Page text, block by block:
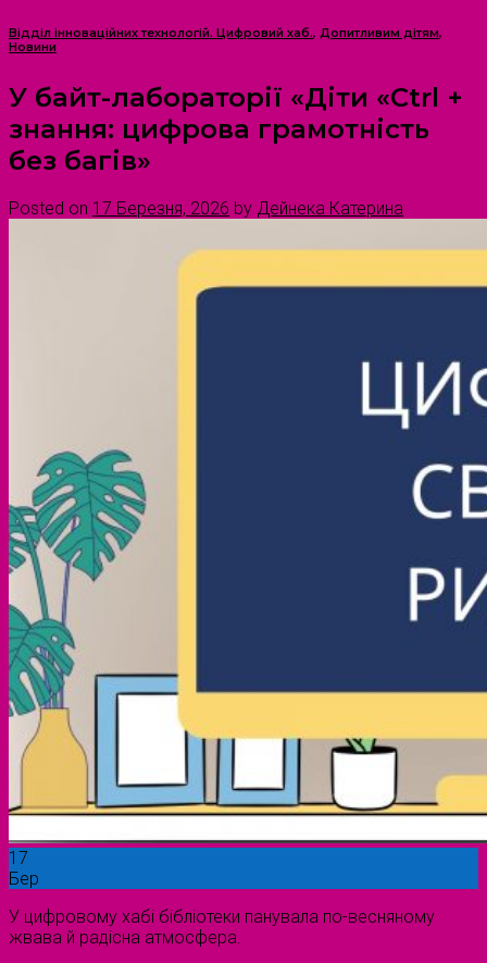
Відділ інноваційних технологій. Цифровий хаб., Допитливим дітям,
Новини
У байт-лабораторії «Діти «Ctrl +
знання: цифрова грамотність
без багів»
Posted on 17 Березня, 2026 by Дейнека Катерина
17
Бер
У цифровому хабі бібліотеки панувала по-весняному
жвава й радісна атмосфера.